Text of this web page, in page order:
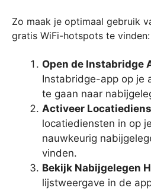
Zo maak je optimaal gebruik
gratis WiFi-hotspots te vinden:
Open de Instabridge
Instabridge-app op je
te gaan naar
Activeer
locatiediensten in op
nauwkeurig
vinden.
Bekijk Nabijgelegen
lijstweergave in de